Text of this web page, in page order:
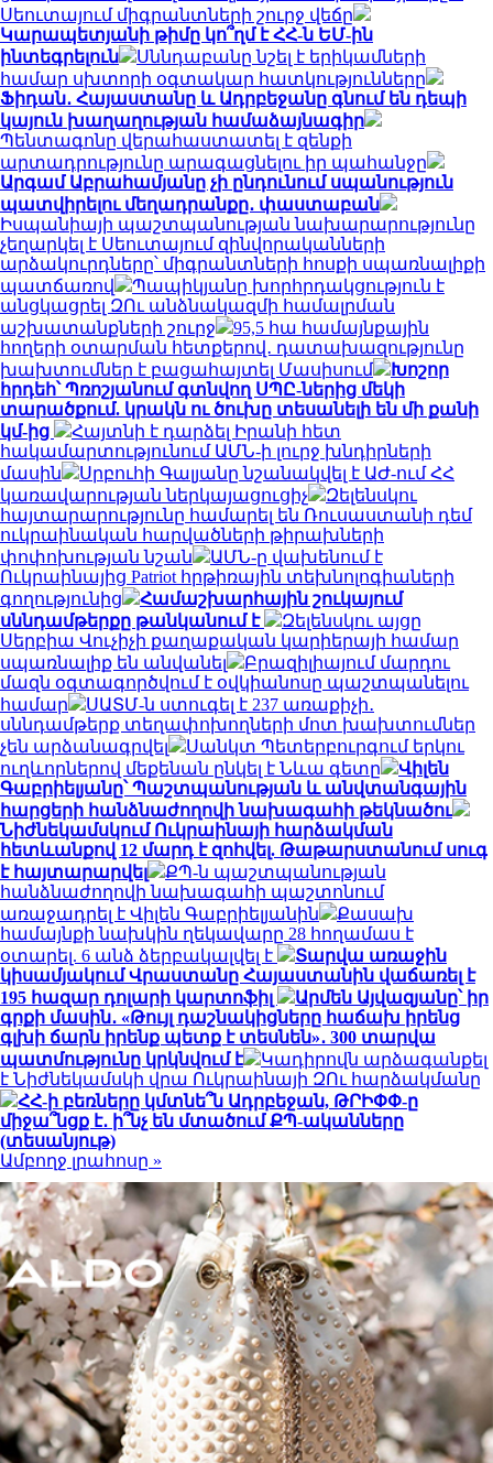
Սեուտայում միգրանտների շուրջ վեճը
Կարապետյանի թիմը կո՞ղմ է ՀՀ-ն ԵՄ-ին
ինտեգրելուն
Սննդաբանը նշել է երիկամների
համար սխտորի օգտակար հատկությունները
Ֆիդան․ Հայաստանը և Ադրբեջանը գնում են դեպի
կայուն խաղաղության համաձայնագիր
Պենտագոնը վերահաստատել է զենքի
արտադրությունը արագացնելու իր պահանջը
Արգամ Աբրահամյանը չի ընդունում սպանություն
պատվիրելու մեղադրանքը․ փաստաբան
Իսպանիայի պաշտպանության նախարարությունը
չեղարկել է Սեուտայում զինվորականների
արձակուրդները՝ միգրանտների հոսքի սպառնալիքի
պատճառով
Պապիկյանը խորհրդակցություն է
անցկացրել ԶՈւ անձնակազմի համալրման
աշխատանքների շուրջ
95,5 հա համայնքային
հողերի օտարման հետքերով․ դատախազությունը
խախտումներ է բացահայտել Մասիսում
Խոշոր
հրդեհ՝ Պռոշյանում գտնվող ՍՊԸ-ներից մեկի
տարածքում. կրակն ու ծուխը տեսանելի են մի քանի
կմ-ից
Հայտնի է դարձել Իրանի հետ
հակամարտությունում ԱՄՆ-ի լուրջ խնդիրների
մասին
Սրբուհի Գալյանը նշանակվել է ԱԺ-ում ՀՀ
կառավարության ներկայացուցիչ
Զելենսկու
հայտարարությունը համարել են Ռուսաստանի դեմ
ուկրաինական հարվածների թիրախների
փոփոխության նշան
ԱՄՆ-ը վախենում է
Ուկրաինայից Patriot հրթիռային տեխնոլոգիաների
գողությունից
Համաշխարհային շուկայում
սննդամթերքը թանկանում է
Զելենսկու այցը
Սերբիա Վուչիչի քաղաքական կարիերայի համար
սպառնալիք են անվանել
Բրազիլիայում մարդու
մազն օգտագործվում է օվկիանոսը պաշտպանելու
համար
ՍԱՏՄ-ն ստուգել է 237 առաքիչի․
սննդամթերք տեղափոխողների մոտ խախտումներ
չեն արձանագրվել
Սանկտ Պետերբուրգում երկու
ուղևորներով մեքենան ընկել է Նևա գետը
Վիլեն
Գաբրիելյանը՝ Պաշտպանության և անվտանգային
հարցերի հանձնաժողովի նախագահի թեկնածու
Նիժնեկամսկում Ուկրաինայի հարձակման
հետևանքով 12 մարդ է զոհվել. Թաթարստանում սուգ
է հայտարարվել
ՔՊ-ն պաշտպանության
հանձնաժողովի նախագահի պաշտոնում
առաջադրել է Վիլեն Գաբրիելյանին
Քասախ
համայնքի նախկին ղեկավարը 28 հողամաս է
օտարել. 6 անձ ձերբակալվել է
Տարվա առաջին
կիսամյակում Վրաստանը Հայաստանին վաճառել է
195 հազար դոլարի կարտոֆիլ
Արմեն Այվազյանը՝ իր
գրքի մասին․ «Թույլ դաշնակիցները հաճախ իրենց
գլխի ճարն իրենք պետք է տեսնեն»․ 300 տարվա
պատմությունը կրկնվում է
Կադիրովն արձագանքել
է Նիժնեկամսկի վրա Ուկրաինայի ԶՈւ հարձակմանը
ՀՀ-ի բեռները կմտնե՞ն Ադրբեջան, ԹՐԻՓՓ-ը
միջա՞նցք է․ ի՞նչ են մտածում ՔՊ-ականները
(տեսանյութ)
Ամբողջ լրահոսը »